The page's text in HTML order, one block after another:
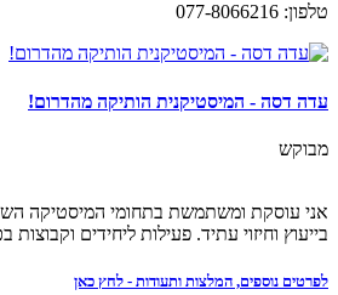
טלפון: 077-8066216
עדה דסה - המיסטיקנית הותיקה מהדרום!
מבוקש
בייעוץ וחיזוי עתיד. פעילות ליחידים
לפרטים נוספים, המלצות ותעודות - לחץ כאן